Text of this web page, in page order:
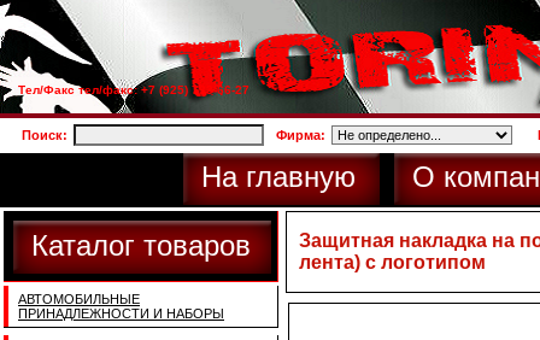
Тел/Факс тел/факс: +7 (925) 733-66-27
Поиск: Фирма:
На главную О
Каталог товаров
АВТОМОБИЛЬНЫЕ
ПРИНАДЛЕЖНОСТИ И НАБОРЫ
Защитная накладка на
лента) с логотипом